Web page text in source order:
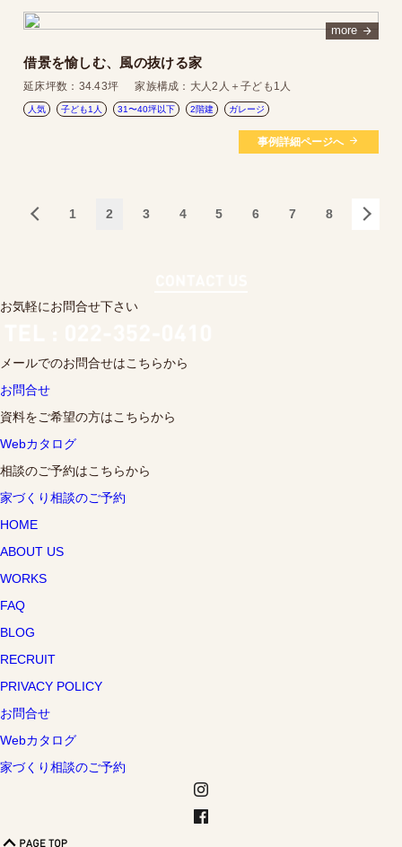
more
借景を愉しむ、風の抜ける家
延床坪数： 34.43坪 家族構成： 大人2人＋子ども1人
人気 子ども1人 31〜40坪以下 2階建 ガレージ
事例詳細ページへ
1 2 3 4 5 6 7 8
お気軽にお問合せ下さい
メールでのお問合せはこちらから
お問合せ
資料をご希望の方はこちらから
Webカタログ
相談のご予約はこちらから
家づくり相談のご予約
HOME
ABOUT US
WORKS
FAQ
BLOG
RECRUIT
PRIVACY POLICY
お問合せ
Webカタログ
家づくり相談のご予約